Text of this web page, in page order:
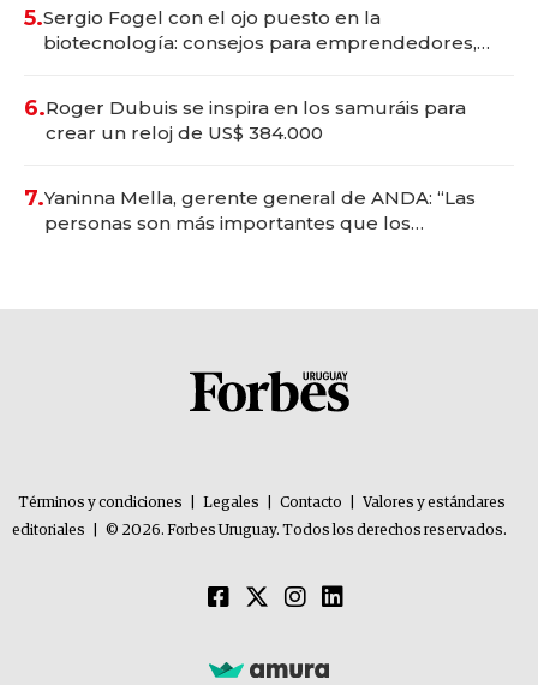
5.Sergio Fogel con el ojo puesto en la
biotecnología: consejos para emprendedores,
6.Roger Dubuis se inspira en los samuráis para
crear un reloj de US$ 384.000
7.Yaninna Mella, gerente general de ANDA: “Las
personas son más importantes que los
Términos y condiciones Legales Contacto
Valores y estándares
editoriales
© 2026. Forbes Uruguay. Todos los derechos reservados.